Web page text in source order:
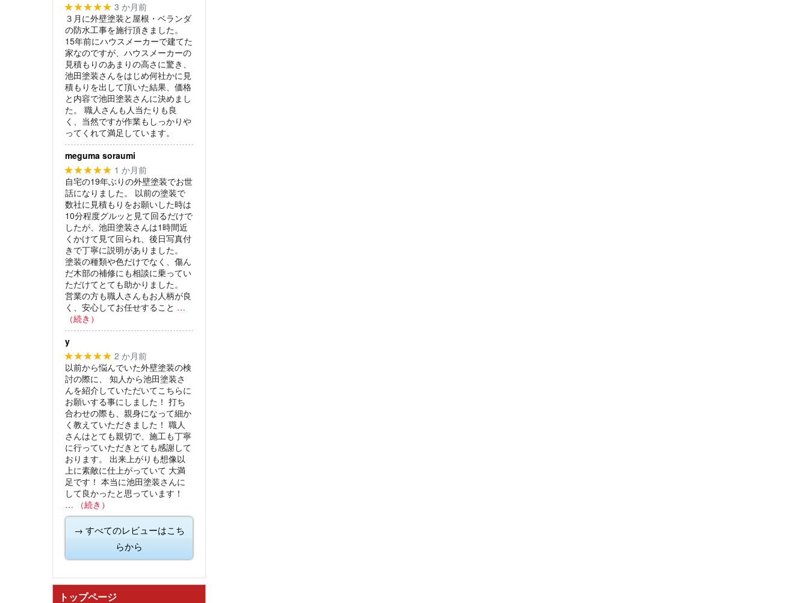
★★★★★ 3 か月前
３月に外壁塗装と屋根・ベランダ
の防水工事を施行頂きました。
15年前にハウスメーカーで建てた
家なのですが、ハウスメーカーの
見積もりのあまりの高さに驚き、
池田塗装さんをはじめ何社かに見
積もりを出して頂いた結果、価格
と内容で池田塗装さんに決めまし
た。
職人さんも人当たりも良
く、当然ですが作業もしっかりや
ってくれて満足しています。
meguma soraumi
★★★★★ 1 か月前
自宅の19年ぶりの外壁塗装でお世
話になりました。
以前の塗装で
数社に見積もりをお願いした時は
10分程度グルッと見て回るだけで
したが、池田塗装さんは1時間近
くかけて見て回られ、後日写真付
きで丁寧に説明がありました。
塗装の種類や色だけでなく、傷ん
だ木部の補修にも相談に乗ってい
ただけてとても助かりました。
営業の方も職人さんもお人柄が良
く、安心してお任せすること …
（続き）
y
★★★★★ 2 か月前
以前から悩んでいた外壁塗装の検
討の際に、
知人から池田塗装さ
んを紹介していただいてこちらに
お願いする事にしました！ 打ち
合わせの際も、親身になって細か
く教えていただきました！ 職人
さんはとても親切で、施工も丁寧
に行っていただきとても感謝して
おります。
出来上がりも想像以
上に素敵に仕上がっていて 大満
足です！ 本当に池田塗装さんに
して良かったと思っています！
… （続き）
→ すべてのレビューはこち
らから
トップページ